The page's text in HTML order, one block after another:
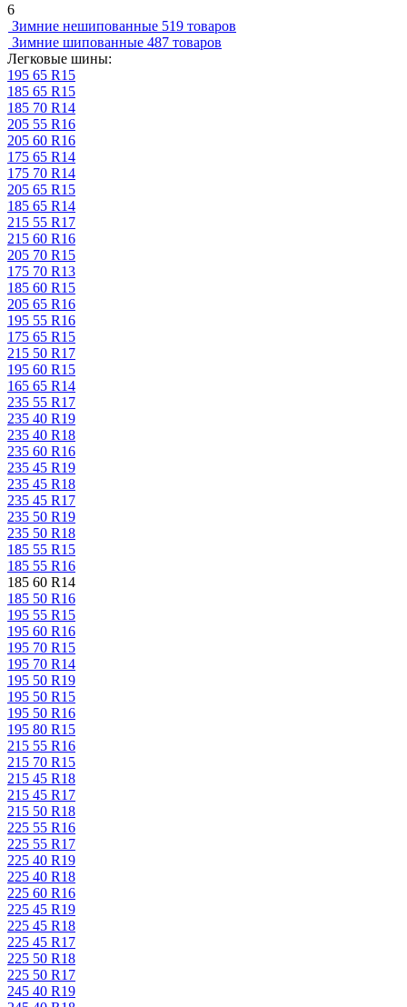
6
Зимние нешипованные 519 товаров
Зимние шипованные 487 товаров
Легковые шины:
195 65 R15
185 65 R15
185 70 R14
205 55 R16
205 60 R16
175 65 R14
175 70 R14
205 65 R15
185 65 R14
215 55 R17
215 60 R16
205 70 R15
175 70 R13
185 60 R15
205 65 R16
195 55 R16
175 65 R15
215 50 R17
195 60 R15
165 65 R14
235 55 R17
235 40 R19
235 40 R18
235 60 R16
235 45 R19
235 45 R18
235 45 R17
235 50 R19
235 50 R18
185 55 R15
185 55 R16
185 60 R14
185 50 R16
195 55 R15
195 60 R16
195 70 R15
195 70 R14
195 50 R19
195 50 R15
195 50 R16
195 80 R15
215 55 R16
215 70 R15
215 45 R18
215 45 R17
215 50 R18
225 55 R16
225 55 R17
225 40 R19
225 40 R18
225 60 R16
225 45 R19
225 45 R18
225 45 R17
225 50 R18
225 50 R17
245 40 R19